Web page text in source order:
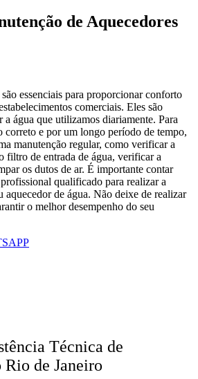
de Aquecedores
essenciais para proporcionar conforto
comerciais. Eles são
a água que utilizamos diariamente. Para
correto e por um longo período de tempo,
manutenção regular, como verificar a
filtro de entrada de água, verificar a
os dutos de ar. É importante contar
qualificado para realizar a
aquecedor de água. Não deixe de realizar
o melhor desempenho do seu
Técnica de
Rio de Janeiro